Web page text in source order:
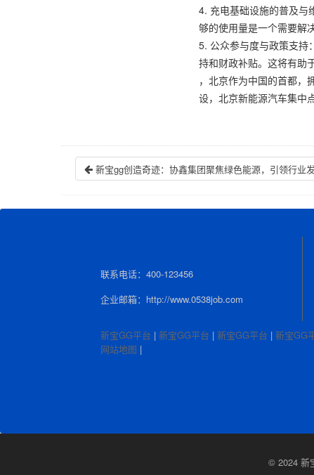
4. 充电基础设施的普及与
够的使用量是一个需要解
5. 公众参与度与政策支持
持和财政补贴。这将有助
，北京作为中国的首都，
设，北京新能源汽车集中
新宝gg创造奇迹：协鑫集团聚焦绿色能源，引领行业
联系电话：400-123456
企业邮箱：http://www.0538job.com
新宝GG平台 | 新宝GG平台 | 新宝GG平台 | 新宝GG
网站地图 |
© 2024 新